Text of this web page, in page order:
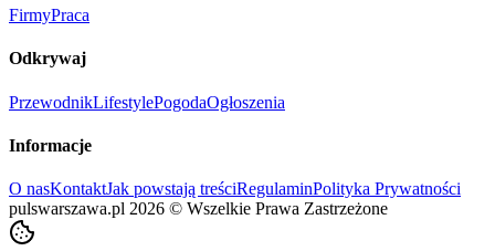
FirmyPraca
Odkrywaj
PrzewodnikLifestylePogodaOgłoszenia
Informacje
O nasKontaktJak powstają treściRegulaminPolityka Prywatności
pulswarszawa.pl 2026 © Wszelkie Prawa Zastrzeżone